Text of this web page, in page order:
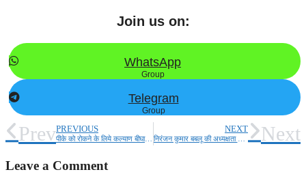
Join us on:
WhatsApp
Group
Telegram
Group
PrevPREVIOUS
पीके को रोकने के लिये कल्याण बीघा में भारी संख्या में पुलिस बल रहा तैनात!
NEXT Next
Leave a Comment